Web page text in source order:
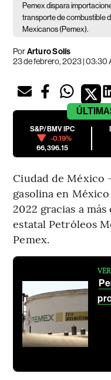
Pemex dispara
transporte de combustible
Mexicanos (Pemex).
PorArturo Solís
23 de febrero, 2023 | 03:30
S&P/BMV IPC
-0.19%
66,396.15
Ciudad de México
gasolina en
2022 gracias a
estatal Petróleos
Pemex.